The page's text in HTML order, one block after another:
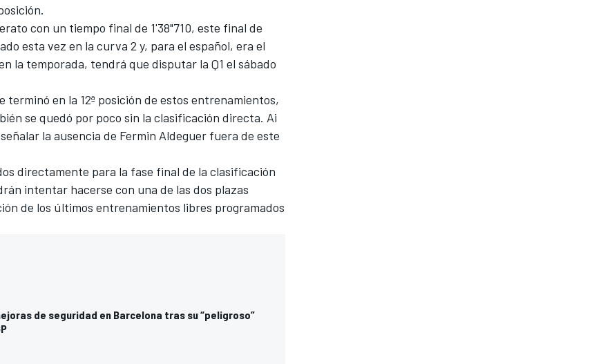
con un tiempo final de 1'38"710, este final de
esta vez en la curva 2 y, para el español, era el
la temporada, tendrá que disputar la Q1 el sábado
terminó en la 12ª posición de estos entrenamientos,
se quedó por poco sin la clasificación directa. Ai
la ausencia de Fermin Aldeguer fuera de este
directamente para la fase final de la clasificación
intentar hacerse con una de las dos plazas
de los últimos entrenamientos libres programados
de seguridad en Barcelona tras su “peligroso”